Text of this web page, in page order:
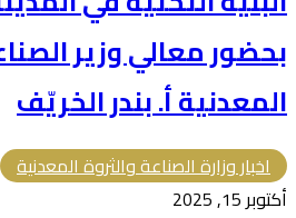
بحضور معالي وزير
المعدنية أ. بندر الخريّف
اخبار وزارة الصناعة والثروة المعدنية
أكتوبر 15, 2025